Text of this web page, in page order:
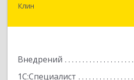
Клин
Внедрений
1С:Специалист